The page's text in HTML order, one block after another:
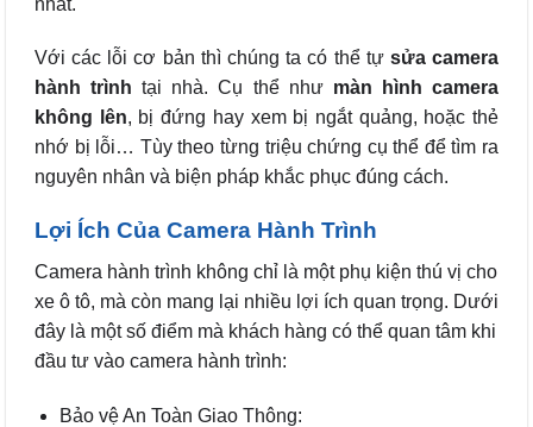
Với các lỗi cơ bản thì chúng ta có thể tự sửa camera
hành trình tại nhà. Cụ thể như màn hình camera
không lên, bị đứng hay xem bị ngắt quảng, hoặc thẻ
nhớ bị lỗi… Tùy theo từng triệu chứng cụ thể để tìm ra
nguyên nhân và biện pháp khắc phục đúng cách.
Lợi Ích Của Camera Hành Trình
Camera hành trình không chỉ là một phụ kiện thú vị cho
xe ô tô, mà còn mang lại nhiều lợi ích quan trọng. Dưới
đây là một số điểm mà khách hàng có thể quan tâm khi
đầu tư vào camera hành trình:
Bảo vệ An Toàn Giao Thông: